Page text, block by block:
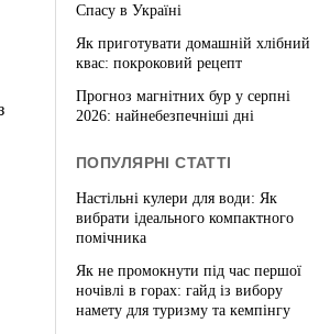
Спасу в Україні
Як приготувати домашній хлібний
квас: покроковий рецепт
Прогноз магнітних бур у серпні
2026: найнебезпечніші дні
ПОПУЛЯРНІ СТАТТІ
Настільні кулери для води: Як
вибрати ідеального компактного
помічника
Як не промокнути під час першої
ночівлі в горах: гайд із вибору
намету для туризму та кемпінгу